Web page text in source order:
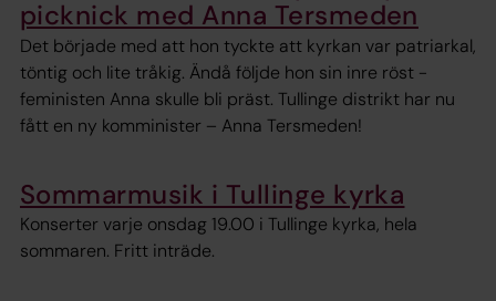
picknick med Anna Tersmeden
Det började med att hon tyckte att kyrkan var patriarkal,
töntig och lite tråkig. Ändå följde hon sin inre röst -
feministen Anna skulle bli präst. Tullinge distrikt har nu
fått en ny komminister – Anna Tersmeden!
Sommarmusik i Tullinge kyrka
Konserter varje onsdag 19.00 i Tullinge kyrka, hela
sommaren. Fritt inträde.